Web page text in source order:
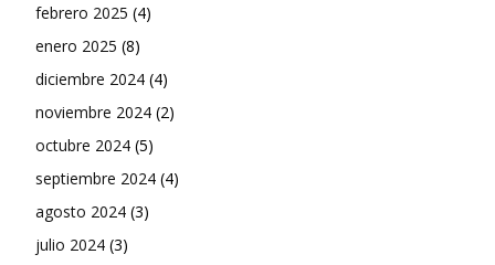
febrero 2025 (4)
enero 2025 (8)
diciembre 2024 (4)
noviembre 2024 (2)
octubre 2024 (5)
septiembre 2024 (4)
agosto 2024 (3)
julio 2024 (3)